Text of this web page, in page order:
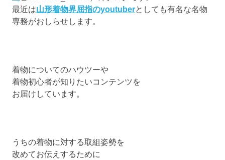
最近は山形着物界屈指のyoutuberとしても有名な名物
専務がおしらせします。
着物についてのハウツーや
着物初心者が知りたいコンテンツを
お届けしています。
うちの着物に対する取組姿勢を
改めてお伝えするために